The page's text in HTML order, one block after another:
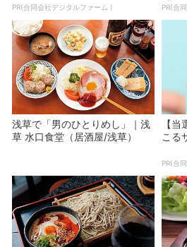
PR(合同会社デジタルファーム ) PR(合
浅草で「男のひとりめし」｜浅
草 水口食堂（居酒屋/浅草）
【
こる
PR(合